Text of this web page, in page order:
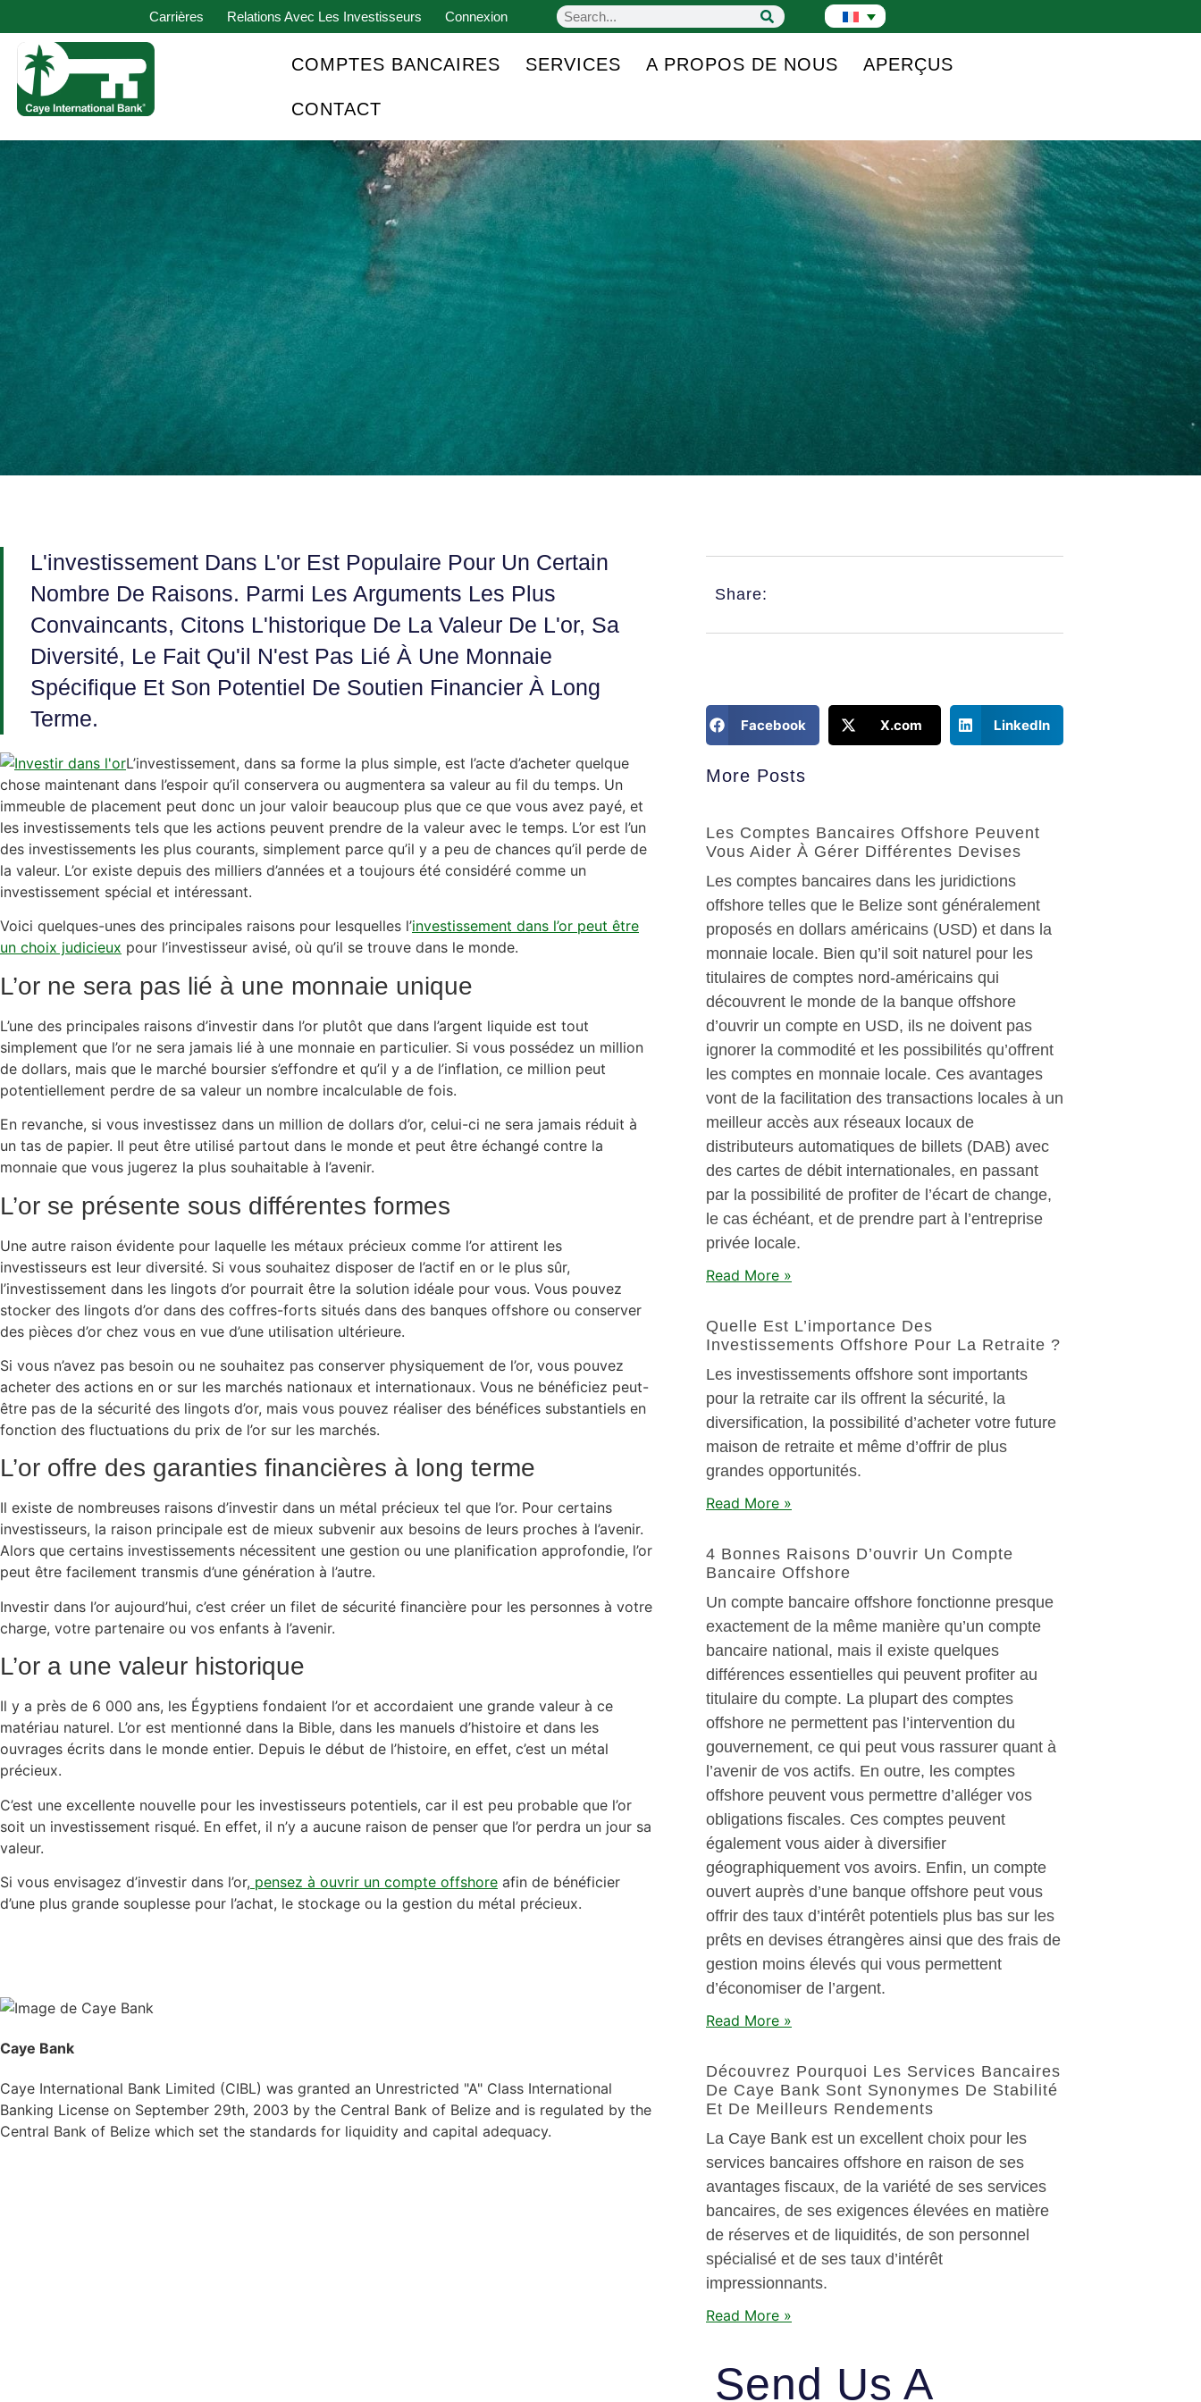
Carrières Relations Avec Les Investisseurs Connexion
COMPTES BANCAIRES SERVICES A PROPOS DE NOUS APERÇUS
CONTACT
L'investissement Dans L'or Est Populaire Pour Un Certain
Nombre De Raisons. Parmi Les Arguments Les Plus
Convaincants, Citons L'historique De La Valeur De L'or, Sa
Diversité, Le Fait Qu'il N'est Pas Lié À Une Monnaie
Spécifique Et Son Potentiel De Soutien Financier À Long
Terme.
L’investissement, dans sa forme la plus simple, est l’acte d’acheter quelque
chose maintenant dans l’espoir qu’il conservera ou augmentera sa valeur au fil du temps. Un
immeuble de placement peut donc un jour valoir beaucoup plus que ce que vous avez payé, et
les investissements tels que les actions peuvent prendre de la valeur avec le temps. L’or est l’un
des investissements les plus courants, simplement parce qu’il y a peu de chances qu’il perde de
la valeur. L’or existe depuis des milliers d’années et a toujours été considéré comme un
investissement spécial et intéressant.
Voici quelques-unes des principales raisons pour lesquelles l’investissement dans l’or peut être
un choix judicieux pour l’investisseur avisé, où qu’il se trouve dans le monde.
L’or ne sera pas lié à une monnaie unique
L’une des principales raisons d’investir dans l’or plutôt que dans l’argent liquide est tout
simplement que l’or ne sera jamais lié à une monnaie en particulier. Si vous possédez un million
de dollars, mais que le marché boursier s’effondre et qu’il y a de l’inflation, ce million peut
potentiellement perdre de sa valeur un nombre incalculable de fois.
En revanche, si vous investissez dans un million de dollars d’or, celui-ci ne sera jamais réduit à
un tas de papier. Il peut être utilisé partout dans le monde et peut être échangé contre la
monnaie que vous jugerez la plus souhaitable à l’avenir.
L’or se présente sous différentes formes
Une autre raison évidente pour laquelle les métaux précieux comme l’or attirent les
investisseurs est leur diversité. Si vous souhaitez disposer de l’actif en or le plus sûr,
l’investissement dans les lingots d’or pourrait être la solution idéale pour vous. Vous pouvez
stocker des lingots d’or dans des coffres-forts situés dans des banques offshore ou conserver
des pièces d’or chez vous en vue d’une utilisation ultérieure.
Si vous n’avez pas besoin ou ne souhaitez pas conserver physiquement de l’or, vous pouvez
acheter des actions en or sur les marchés nationaux et internationaux. Vous ne bénéficiez peut-
être pas de la sécurité des lingots d’or, mais vous pouvez réaliser des bénéfices substantiels en
fonction des fluctuations du prix de l’or sur les marchés.
L’or offre des garanties financières à long terme
Il existe de nombreuses raisons d’investir dans un métal précieux tel que l’or. Pour certains
investisseurs, la raison principale est de mieux subvenir aux besoins de leurs proches à l’avenir.
Alors que certains investissements nécessitent une gestion ou une planification approfondie, l’or
peut être facilement transmis d’une génération à l’autre.
Investir dans l’or aujourd’hui, c’est créer un filet de sécurité financière pour les personnes à votre
charge, votre partenaire ou vos enfants à l’avenir.
L’or a une valeur historique
Il y a près de 6 000 ans, les Égyptiens fondaient l’or et accordaient une grande valeur à ce
matériau naturel. L’or est mentionné dans la Bible, dans les manuels d’histoire et dans les
ouvrages écrits dans le monde entier. Depuis le début de l’histoire, en effet, c’est un métal
précieux.
C’est une excellente nouvelle pour les investisseurs potentiels, car il est peu probable que l’or
soit un investissement risqué. En effet, il n’y a aucune raison de penser que l’or perdra un jour sa
valeur.
Si vous envisagez d’investir dans l’or, pensez à ouvrir un compte offshore afin de bénéficier
d’une plus grande souplesse pour l’achat, le stockage ou la gestion du métal précieux.
Caye Bank
Caye International Bank Limited (CIBL) was granted an Unrestricted "A" Class International
Banking License on September 29th, 2003 by the Central Bank of Belize and is regulated by the
Central Bank of Belize which set the standards for liquidity and capital adequacy.
Share:
Facebook X.com LinkedIn
More Posts
Les Comptes Bancaires Offshore Peuvent
Vous Aider À Gérer Différentes Devises
Les comptes bancaires dans les juridictions
offshore telles que le Belize sont généralement
proposés en dollars américains (USD) et dans la
monnaie locale. Bien qu’il soit naturel pour les
titulaires de comptes nord-américains qui
découvrent le monde de la banque offshore
d’ouvrir un compte en USD, ils ne doivent pas
ignorer la commodité et les possibilités qu’offrent
les comptes en monnaie locale. Ces avantages
vont de la facilitation des transactions locales à un
meilleur accès aux réseaux locaux de
distributeurs automatiques de billets (DAB) avec
des cartes de débit internationales, en passant
par la possibilité de profiter de l’écart de change,
le cas échéant, et de prendre part à l’entreprise
privée locale.
Read More »
Quelle Est L’importance Des
Investissements Offshore Pour La Retraite ?
Les investissements offshore sont importants
pour la retraite car ils offrent la sécurité, la
diversification, la possibilité d’acheter votre future
maison de retraite et même d’offrir de plus
grandes opportunités.
Read More »
4 Bonnes Raisons D’ouvrir Un Compte
Bancaire Offshore
Un compte bancaire offshore fonctionne presque
exactement de la même manière qu’un compte
bancaire national, mais il existe quelques
différences essentielles qui peuvent profiter au
titulaire du compte. La plupart des comptes
offshore ne permettent pas l’intervention du
gouvernement, ce qui peut vous rassurer quant à
l’avenir de vos actifs. En outre, les comptes
offshore peuvent vous permettre d’alléger vos
obligations fiscales. Ces comptes peuvent
également vous aider à diversifier
géographiquement vos avoirs. Enfin, un compte
ouvert auprès d’une banque offshore peut vous
offrir des taux d’intérêt potentiels plus bas sur les
prêts en devises étrangères ainsi que des frais de
gestion moins élevés qui vous permettent
d’économiser de l’argent.
Read More »
Découvrez Pourquoi Les Services Bancaires
De Caye Bank Sont Synonymes De Stabilité
Et De Meilleurs Rendements
La Caye Bank est un excellent choix pour les
services bancaires offshore en raison de ses
avantages fiscaux, de la variété de ses services
bancaires, de ses exigences élevées en matière
de réserves et de liquidités, de son personnel
spécialisé et de ses taux d’intérêt
impressionnants.
Read More »
Send Us A